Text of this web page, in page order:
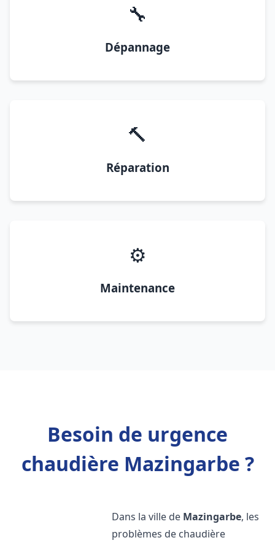
🔧
Dépannage
🔨
Réparation
⚙️
Maintenance
Besoin de urgence
chaudière Mazingarbe ?
Dans la ville de Mazingarbe, les
problèmes de chaudière